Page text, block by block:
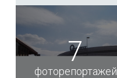
7
фоторепортажей